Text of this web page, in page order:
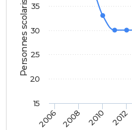
Personnes scolarisées
2006 2008 2010 2012
15
20
25
30
35